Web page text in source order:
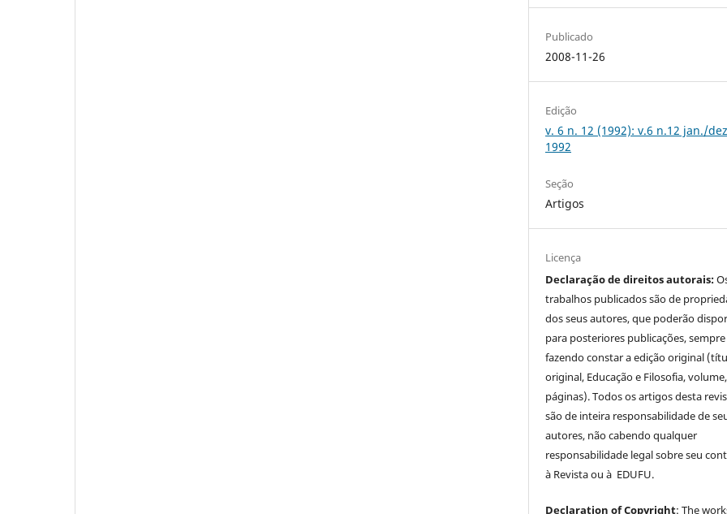
Publicado
2008-11-26
Edição
v. 6 n. 12 (1992): v.6 n.12 jan./
1992
Seção
Artigos
Licença
Declaração de direitos autorais:
trabalhos publicados são de
dos seus autores, que poderão
para posteriores publicações, sempre
fazendo constar a edição original
original, Educação e Filosofia,
páginas). Todos os artigos desta
são de inteira responsabilidade de
autores, não cabendo qualquer
responsabilidade legal sobre seu
à Revista ou à EDUFU.
Declaration of Copyright: The